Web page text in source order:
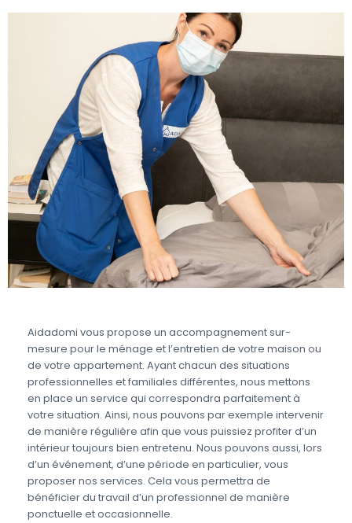
Aidadomi vous propose un accompagnement sur-
mesure pour le ménage et l’entretien de votre maison ou
de votre appartement. Ayant chacun des situations
professionnelles et familiales différentes, nous mettons
en place un service qui correspondra parfaitement à
votre situation. Ainsi, nous pouvons par exemple intervenir
de manière régulière afin que vous puissiez profiter d’un
intérieur toujours bien entretenu. Nous pouvons aussi, lors
d’un événement, d’une période en particulier, vous
proposer nos services. Cela vous permettra de
bénéficier du travail d’un professionnel de manière
ponctuelle et occasionnelle.